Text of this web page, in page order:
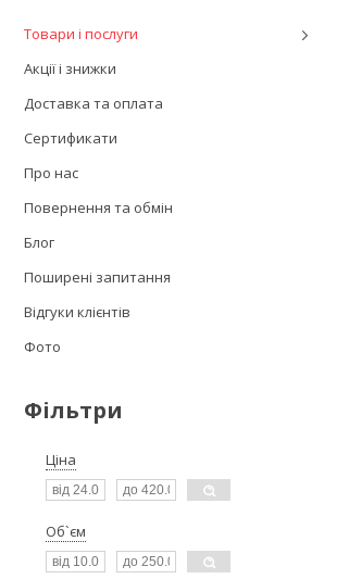
Товари і послуги
Акції і знижки
Доставка та оплата
Сертификати
Про нас
Повернення та обмін
Блог
Поширені запитання
Відгуки клієнтів
Фото
Фільтри
Ціна
Об`єм